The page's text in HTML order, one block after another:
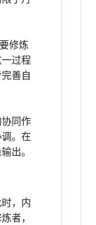
修炼
过程
善自
同作
。在
出。
，内
者，